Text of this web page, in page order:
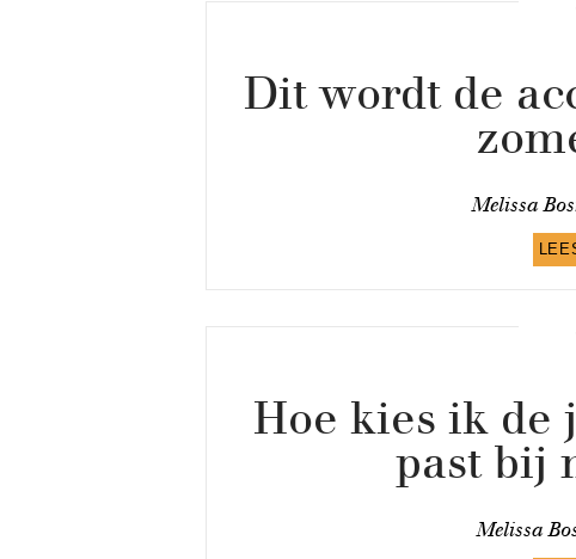
Dit wordt de
Melissa
Hoe kies ik
past bij
Melissa